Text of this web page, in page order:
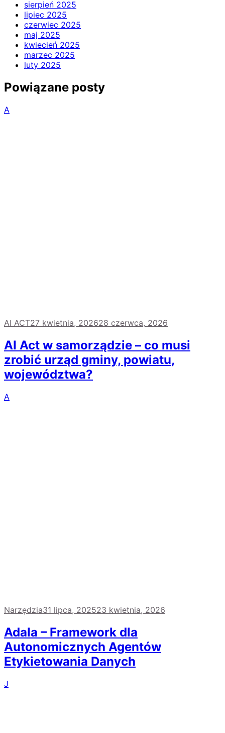
sierpień 2025
lipiec 2025
czerwiec 2025
maj 2025
kwiecień 2025
marzec 2025
luty 2025
Powiązane posty
A
AI ACT27 kwietnia, 202628 czerwca, 2026
AI Act w samorządzie – co musi
zrobić urząd gminy, powiatu,
województwa?
A
Narzędzia31 lipca, 202523 kwietnia, 2026
Adala – Framework dla
Autonomicznych Agentów
Etykietowania Danych
J